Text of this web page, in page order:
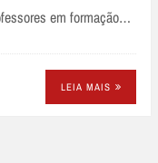
em formação…
LEIA MAIS